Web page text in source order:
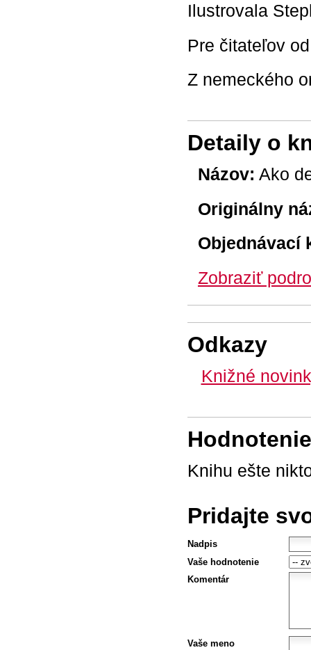
Ilustrovala
Pre čitateľov
Z nemeckého
Detaily o
Názov: Ako
Originálny
Objednávací
Zobraziť
Odkazy
Knižné
Knihu ešte
Pridajte
Nadpis
Vaše hodnotenie
Komentár
Vaše meno